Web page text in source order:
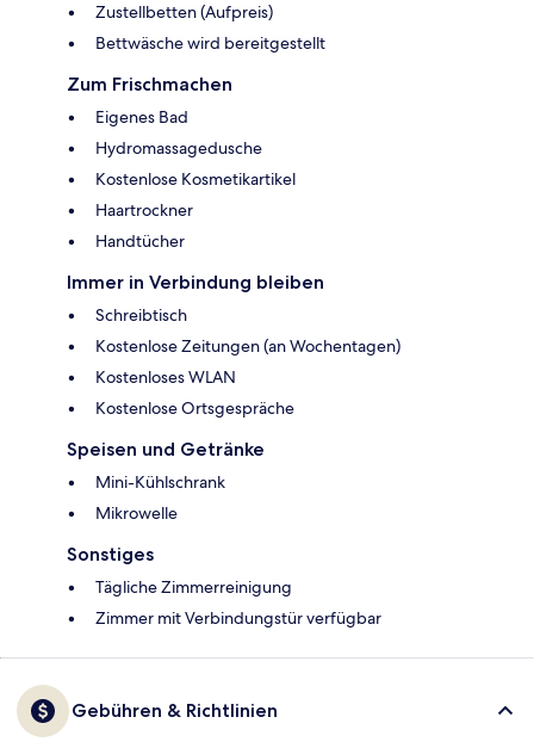
Zustellbetten (Aufpreis)
Bettwäsche wird bereitgestellt
Zum Frischmachen
Eigenes Bad
Hydromassagedusche
Kostenlose Kosmetikartikel
Haartrockner
Handtücher
Immer in Verbindung bleiben
Schreibtisch
Kostenlose Zeitungen (an Wochentagen)
Kostenloses WLAN
Kostenlose Ortsgespräche
Speisen und Getränke
Mini-Kühlschrank
Mikrowelle
Sonstiges
Tägliche Zimmerreinigung
Zimmer mit Verbindungstür verfügbar
Gebühren & Richtlinien